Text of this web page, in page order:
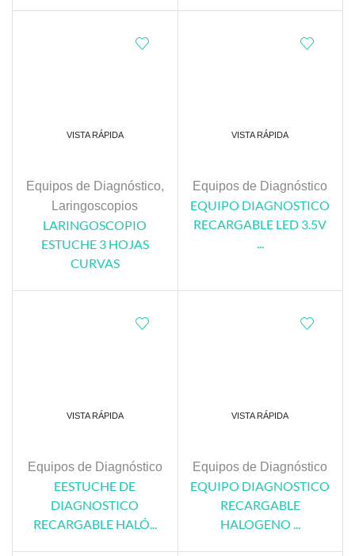
VISTA RÁPIDA
Equipos de Diagnóstico,
Laringoscopios
LARINGOSCOPIO
ESTUCHE 3 HOJAS
CURVAS
VISTA RÁPIDA
Equipos de Diagnóstico
EQUIPO DIAGNOSTICO
RECARGABLE LED 3.5V
...
VISTA RÁPIDA
Equipos de Diagnóstico
EESTUCHE DE
DIAGNOSTICO
RECARGABLE HALÓ...
VISTA RÁPIDA
Equipos de Diagnóstico
EQUIPO DIAGNOSTICO
RECARGABLE
HALOGENO ...